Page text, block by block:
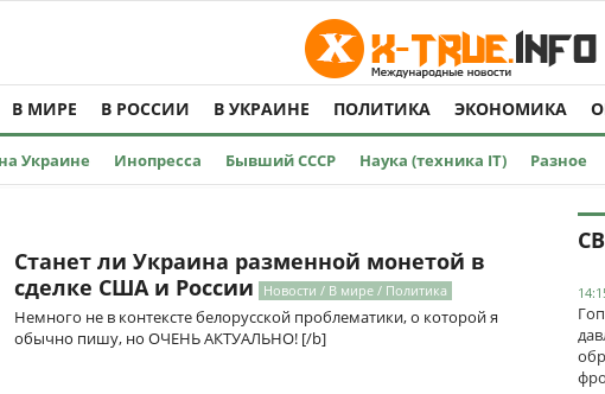
В МИРЕ В РОССИИ В УКРАИНЕ ПОЛИТИКА ЭКОНОМИКА
Украине Инопресса Бывший СССР Наука (техника IT) Разное
Cтанет ли Украина разменной монетой в
сделке США и России
Новости / В мире / Политика
Немного не в контексте белорусской проблематики, о которой я
обычно пишу, но ОЧЕНЬ АКТУАЛЬНО! [/b]